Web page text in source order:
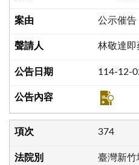
公示催告
林敬達即
114-12-
374
臺灣新竹